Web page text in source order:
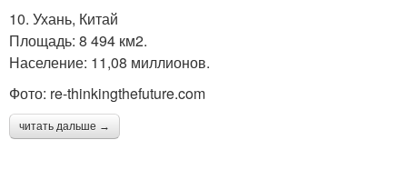
10. Ухань, Китай
Площадь: 8 494 км2.
Население: 11,08 миллионов.
Фото: re-thinkingthefuture.com
читать дальше →